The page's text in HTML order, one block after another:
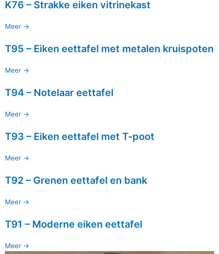
K76 – Strakke eiken vitrinekast
Meer ->
T95 – Eiken eettafel met metalen kruispoten
Meer ->
T94 – Notelaar eettafel
Meer ->
T93 – Eiken eettafel met T-poot
Meer ->
T92 – Grenen eettafel en bank
Meer ->
T91 – Moderne eiken eettafel
Meer ->